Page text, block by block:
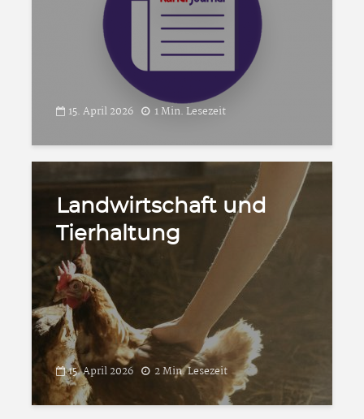
15. April 2026 1 Min. Lesezeit
Landwirtschaft und
Tierhaltung
15. April 2026 2 Min. Lesezeit